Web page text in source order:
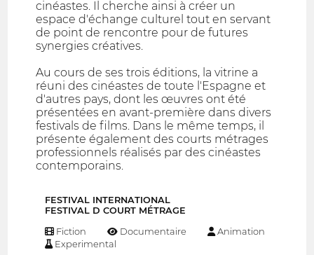
cinéastes. Il cherche ainsi à créer un
espace d'échange culturel tout en servant
de point de rencontre pour de futures
synergies créatives.
Au cours de ses trois éditions, la vitrine a
réuni des cinéastes de toute l'Espagne et
d'autres pays, dont les œuvres ont été
présentées en avant-première dans divers
festivals de films. Dans le même temps, il
présente également des courts métrages
professionnels réalisés par des cinéastes
contemporains.
FESTIVAL INTERNATIONAL
FESTIVAL D COURT MÉTRAGE
Fiction Documentaire
Animation
Experimental